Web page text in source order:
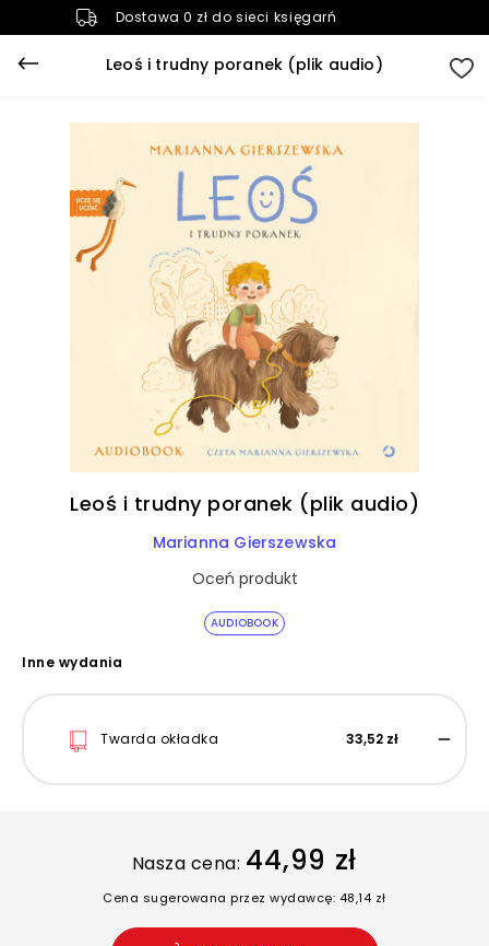
Dostawa 0 zł do sieci księgarń
Leoś i trudny poranek (plik audio)
AUDIOBOOK
Leoś i trudny poranek (plik audio)
Marianna Gierszewska
Oceń produkt
Inne wydania
Twarda okładka 33,52 zł
Nasza cena: 44,99 zł
Cena sugerowana przez wydawcę: 48,14 zł